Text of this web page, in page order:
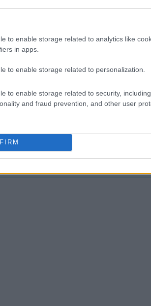
to enable storage related to analytics like
in apps.
to enable storage related to personalization.
to enable storage related to security, including
and fraud prevention, and other user
Generalimi
czegoś w haśle?
Dobrego słownika.